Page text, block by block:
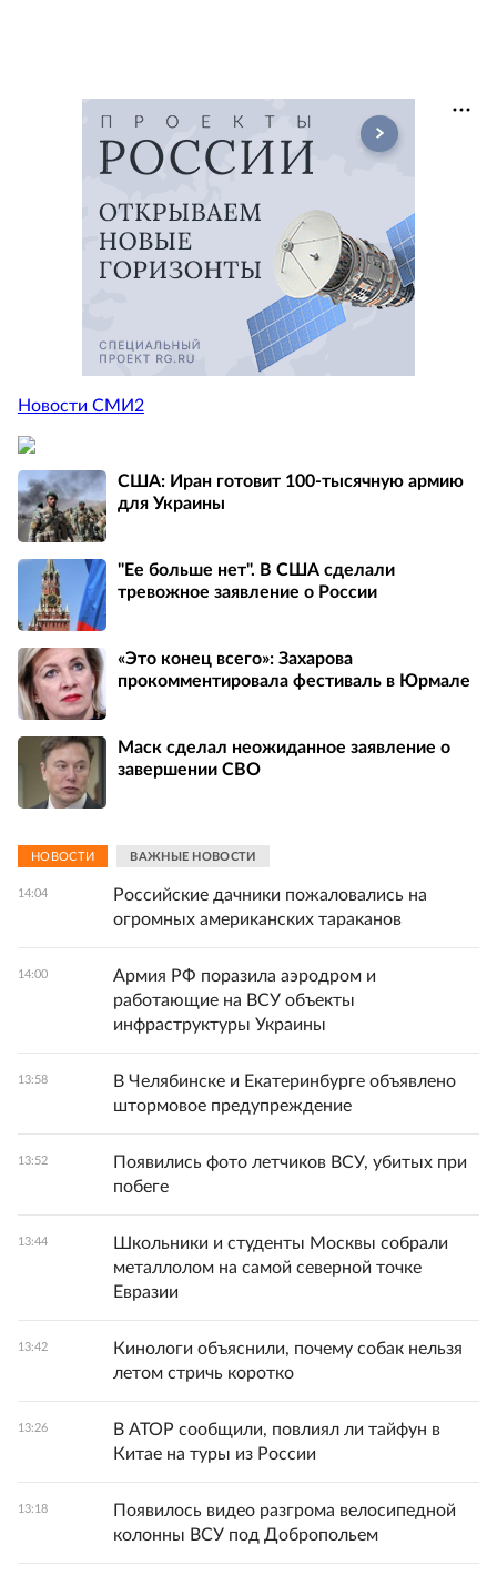
Новости СМИ2
США: Иран готовит 100-тысячную армию
для Украины
"Ее больше нет". В США сделали
тревожное заявление о России
«Это конец всего»: Захарова
прокомментировала фестиваль в Юрмале
Маск сделал неожиданное заявление о
завершении СВО
НОВОСТИ ВАЖНЫЕ НОВОСТИ
14:04
Российские дачники пожаловались на
огромных американских тараканов
14:00
Армия РФ поразила аэродром и
работающие на ВСУ объекты
инфраструктуры Украины
13:58
В Челябинске и Екатеринбурге объявлено
штормовое предупреждение
13:52
Появились фото летчиков ВСУ, убитых при
побеге
13:44
Школьники и студенты Москвы собрали
металлолом на самой северной точке
Евразии
13:42
Кинологи объяснили, почему собак нельзя
летом стричь коротко
13:26
В АТОР сообщили, повлиял ли тайфун в
Китае на туры из России
13:18
Появилось видео разгрома велосипедной
колонны ВСУ под Добропольем